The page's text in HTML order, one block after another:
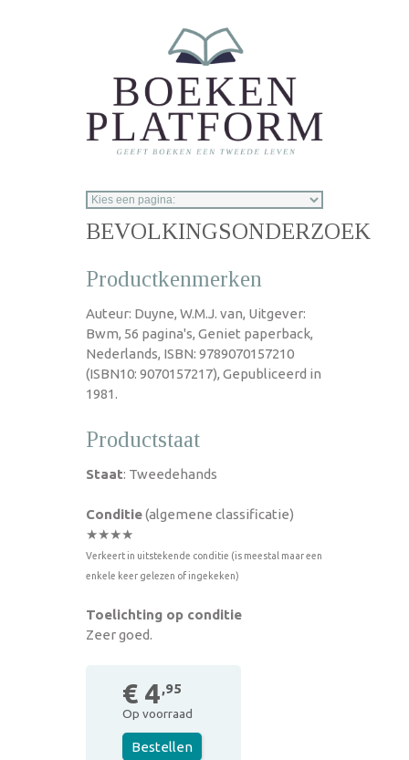
BEVOLKINGSONDERZOEK
Productkenmerken
Auteur: Duyne, W.M.J. van, Uitgever:
Bwm, 56 pagina's, Geniet paperback,
Nederlands, ISBN: 9789070157210
(ISBN10: 9070157217), Gepubliceerd in
1981.
Productstaat
Staat: Tweedehands
Conditie(algemene classificatie)
★★★★
Verkeert in uitstekende conditie (is meestal maar een
enkele keer gelezen of ingekeken)
Toelichting op conditie
Zeer goed.
€ 4,95
Op voorraad
Bestellen